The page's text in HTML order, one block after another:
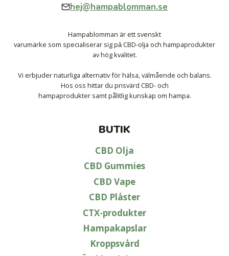
hej@hampablomman.se
Hampablomman är ett svenskt
varumärke som specialiserar sig pả CBD-olja och hampaprodukter
av hög kvalitet.
Vi erbjuder naturliga alternativ för hälsa, välmående och balans.
Hos oss hittar du prisvärd CBD- och
hampaprodukter samt pålitlig kunskap om hampa.
BUTIK
CBD Olja
CBD Gummies
CBD Vape
CBD Plåster
CTX-produkter
Hampakapslar
Kroppsvård